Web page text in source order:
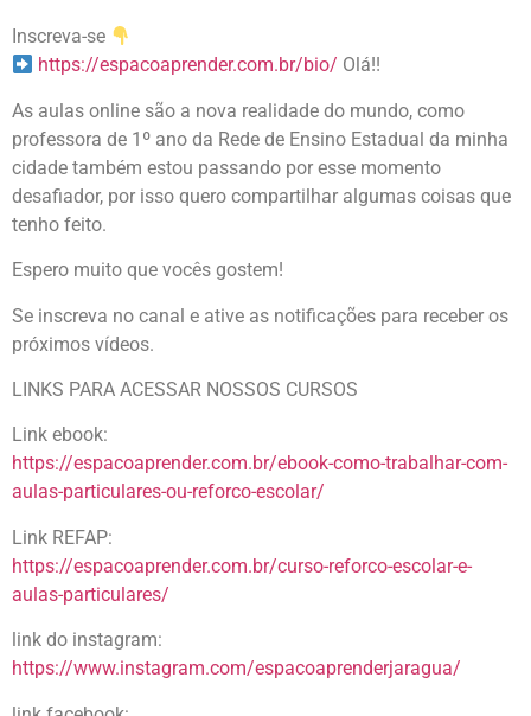
Inscreva-se
https://espacoaprender.com.br/bio/ Olá!!
As aulas online são a nova realidade do mundo, como
professora de 1º ano da Rede de Ensino Estadual da minha
cidade também estou passando por esse momento
desafiador, por isso quero compartilhar algumas coisas que
tenho feito.
Espero muito que vocês gostem!
Se inscreva no canal e ative as notificações para receber os
próximos vídeos.
LINKS PARA ACESSAR NOSSOS CURSOS
Link ebook:
https://espacoaprender.com.br/ebook-como-trabalhar-com-
aulas-particulares-ou-reforco-escolar/
Link REFAP:
https://espacoaprender.com.br/curso-reforco-escolar-e-
aulas-particulares/
link do instagram:
https://www.instagram.com/espacoaprenderjaragua/